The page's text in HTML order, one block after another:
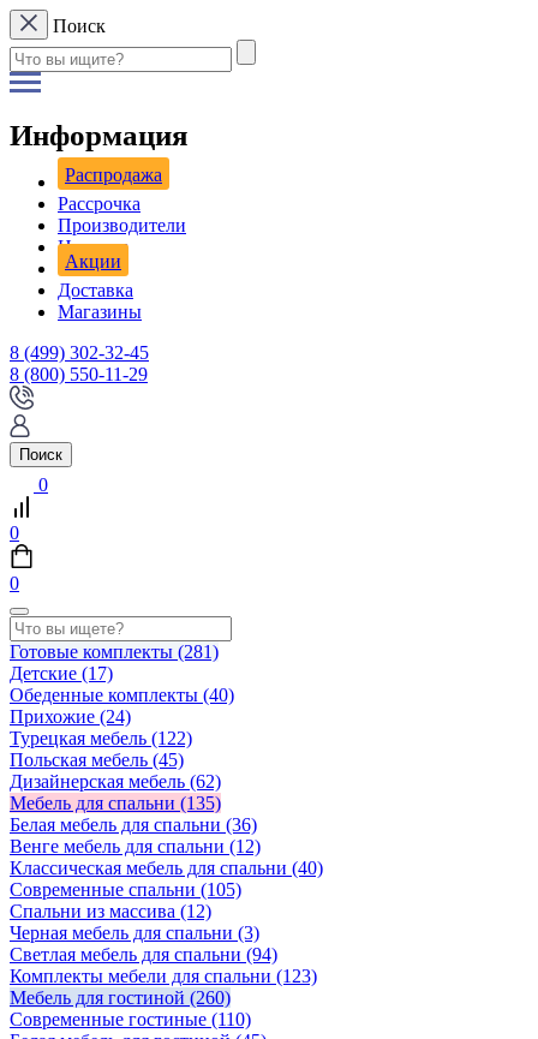
Поиск
Информация
Распродажа
Рассрочка
Производители
Новости
Акции
Доставка
Магазины
8 (499) 302-32-45
8 (800) 550-11-29
Поиск
0
0
0
Готовые комплекты (281)
Детские (17)
Обеденные комплекты (40)
Прихожие (24)
Турецкая мебель (122)
Польская мебель (45)
Дизайнерская мебель (62)
Мебель для спальни (135)
Белая мебель для спальни (36)
Венге мебель для спальни (12)
Классическая мебель для спальни (40)
Современные спальни (105)
Спальни из массива (12)
Черная мебель для спальни (3)
Светлая мебель для спальни (94)
Комплекты мебели для спальни (123)
Мебель для гостиной (260)
Современные гостиные (110)